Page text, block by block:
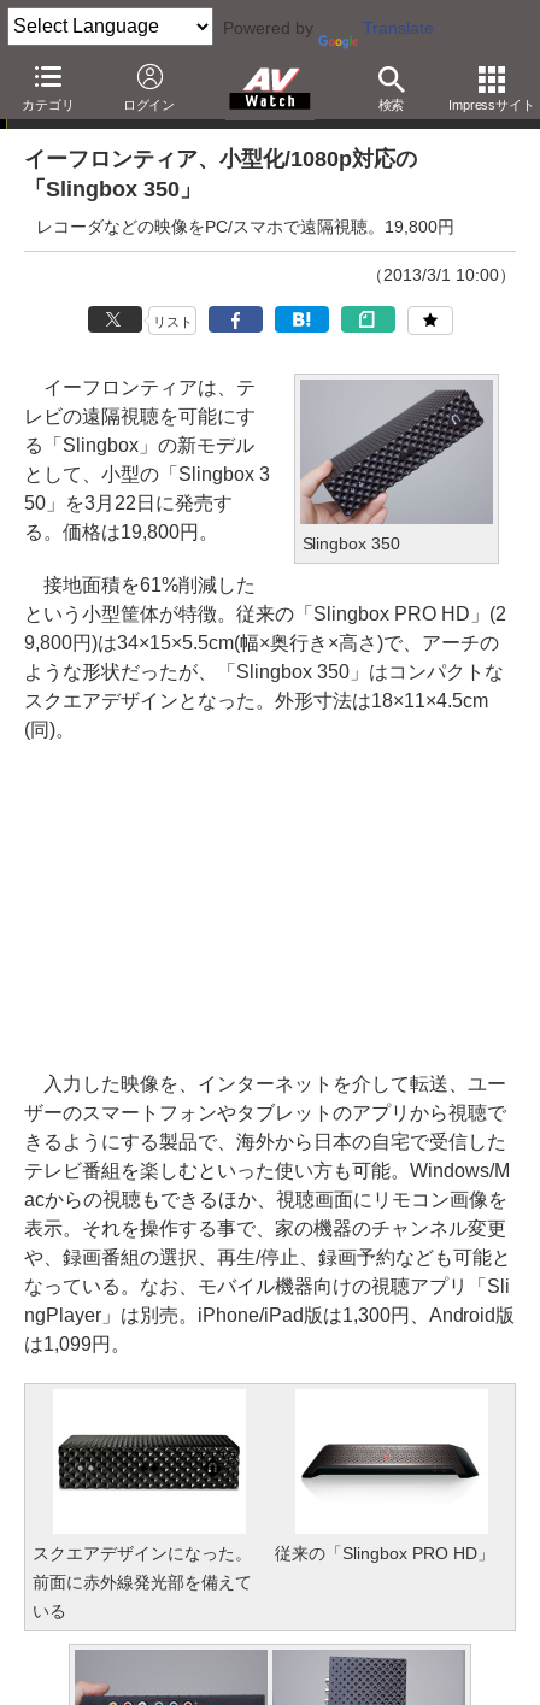
Powered by Translate
カテゴリ ログイン 検索 Impressサイト
ニュース
イーフロンティア、小型化/1080p対応の
「Slingbox 350」
レコーダなどの映像をPC/スマホで遠隔視聴。19,800円
（2013/3/1 10:00）
リスト
Slingbox 350
イーフロンティアは、テ
レビの遠隔視聴を可能にす
る「Slingbox」の新モデル
として、小型の「Slingbox 3
50」を3月22日に発売す
る。価格は19,800円。
接地面積を61%削減した
という小型筐体が特徴。従来の「Slingbox PRO HD」(2
9,800円)は34×15×5.5cm(幅×奥行き×高さ)で、アーチの
ような形状だったが、「Slingbox 350」はコンパクトな
スクエアデザインとなった。外形寸法は18×11×4.5cm
(同)。
入力した映像を、インターネットを介して転送、ユー
ザーのスマートフォンやタブレットのアプリから視聴で
きるようにする製品で、海外から日本の自宅で受信した
テレビ番組を楽しむといった使い方も可能。Windows/M
acからの視聴もできるほか、視聴画面にリモコン画像を
表示。それを操作する事で、家の機器のチャンネル変更
や、録画番組の選択、再生/停止、録画予約なども可能と
なっている。なお、モバイル機器向けの視聴アプリ「Sli
ngPlayer」は別売。iPhone/iPad版は1,300円、Android版
は1,099円。
スクエアデザインになった。
前面に赤外線発光部を備えて
いる
従来の「Slingbox PRO HD」